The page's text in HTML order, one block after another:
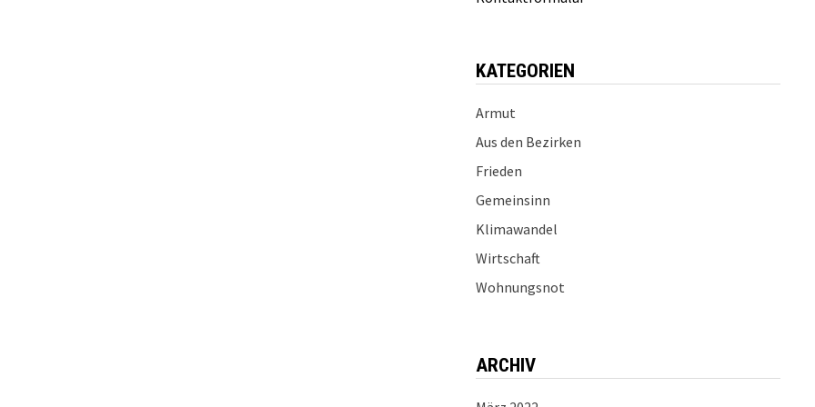
KATEGORIEN
Armut
Aus den Bezirken
Frieden
Gemeinsinn
Klimawandel
Wirtschaft
Wohnungsnot
ARCHIV